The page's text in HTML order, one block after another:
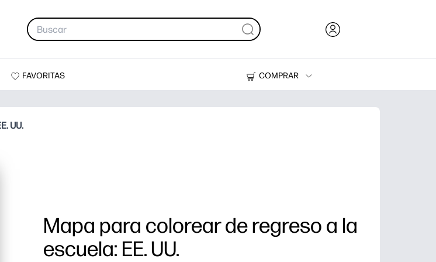
FAVORITAS
COMPRAR
Impresoras
UU.
Mapa para colorear de regreso a la
escuela: EE. UU.